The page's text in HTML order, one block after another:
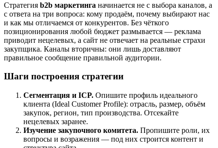
Стратегия b2b маркетинга начинается не с выбора каналов, а
с ответа на три вопроса: кому продаём, почему выбирают нас
и как мы отличаемся от конкурентов. Без чёткого
позиционирования любой бюджет размывается — реклама
приводит нецелевых, а сайт не отвечает на реальные страхи
закупщика. Каналы вторичны: они лишь доставляют
правильное сообщение правильной аудитории.
Шаги построения стратегии
Сегментация и ICP. Опишите профиль идеального
клиента (Ideal Customer Profile): отрасль, размер, объём
закупок, регион, тип производства. Отсекайте
нецелевых заранее.
Изучение закупочного комитета. Пропишите роли, их
вопросы и возражения — под них строится контент и